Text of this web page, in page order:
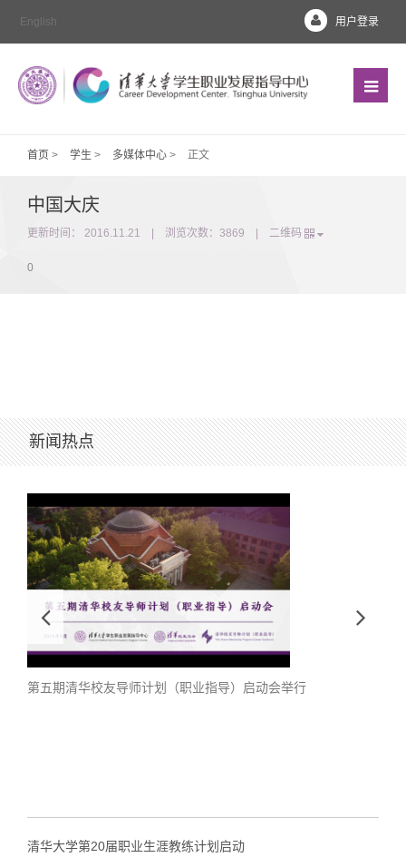
用户登录
English
首页 > 学生 > 多媒体中心 > 正文
中国大庆
更新时间： 2016.11.21 | 浏览次数： 3869 二维码
0
新闻热点
第五期清华校友导师计划（职业指导）启动会举行
清华大学第20届职业生涯教练计划启动